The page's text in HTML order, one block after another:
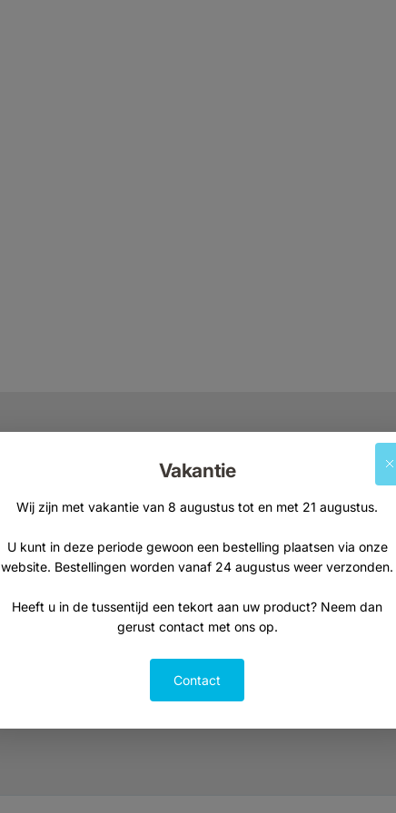
Vakantie
Wij zijn met vakantie van 8 augustus tot en met 21 augustus.
U kunt in deze periode gewoon een bestelling plaatsen via onze
website. Bestellingen worden vanaf 24 augustus weer verzonden.
Heeft u in de tussentijd een tekort aan uw product? Neem dan
gerust contact met ons op.
Contact
Kruiden & planten
Vetzuren
Visolie
Curcuma
Kruiden, specerijen